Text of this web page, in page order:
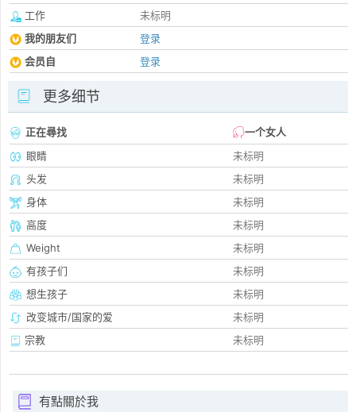
工作
未标明
我的朋友们
登录
会员自
登录
更多细节
正在尋找
一个女人
眼睛
未标明
头发
未标明
身体
未标明
高度
未标明
Weight
未标明
有孩子们
未标明
想生孩子
未标明
改变城市/国家的爱
未标明
宗教
未标明
有點關於我